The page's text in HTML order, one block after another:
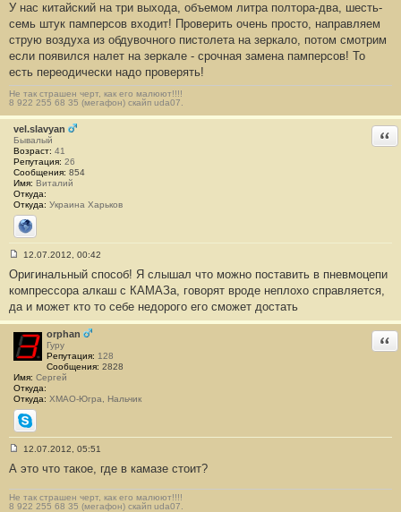
о
б
щ
е
н
и
#
7
У нас китайский на три выхода, объемом литра полтора-два, шесть-
семь штук памперсов входит! Проверить очень просто, направляем
струю воздуха из обдувочного пистолета на зеркало, потом смотрим
если появился налет на зеркале - срочная замена памперсов! То
есть переодически надо проверять!
Не так страшен черт, как его малюют!!!!
8 922 255 68 35 (мегафон) скайп uda07.
vel.slavyan
Бывалый
Возраст: 41
Репутация: 26
Сообщения: 854
Имя: Виталий
Откуда:
Откуда: Украина Харьков
Сайт
о
о
б
щ
н
и
е
#
12.07.2012, 00:42
Оригинальный способ! Я слышал что можно поставить в пневмоцепи
компрессора алкаш с КАМАЗа, говорят вроде неплохо справляется,
да и может кто то себе недорого его сможет достать
orphan
Гуру
Репутация: 128
Сообщения: 2828
Имя: Сергей
Откуда:
Откуда: ХМАО-Югра, Нальчик
Skype
о
б
щ
12.07.2012, 05:51
А это что такое, где в камазе стоит?
Не так страшен черт, как его малюют!!!!
8 922 255 68 35 (мегафон) скайп uda07.